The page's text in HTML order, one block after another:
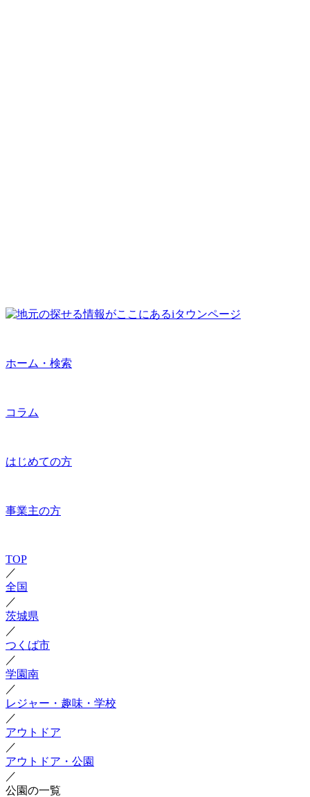
ホーム・検索
コラム
はじめての方
事業主の方
TOP
／
全国
／
茨城県
／
つくば市
／
学園南
／
レジャー・趣味・学校
／
アウトドア
／
アウトドア・公園
／
公園の一覧